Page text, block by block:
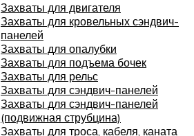
Захваты для двигателя
Захваты для кровельных сэндвич-
панелей
Захваты для опалубки
Захваты для подъема бочек
Захваты для рельс
Захваты для сэндвич-панелей
Захваты для сэндвич-панелей
(подвижная струбцина)
Захваты для троса, кабеля, каната